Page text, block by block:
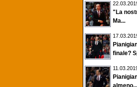
"La
Ma...
finale?
almeno...